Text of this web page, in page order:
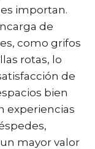
importan.
de
como grifos
rotas, lo
de
bien
experiencias
mayor valor